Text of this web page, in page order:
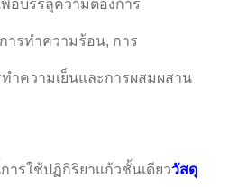
พื่อบรรลุความต้องการ
ารทําความร้อน, การ
าความเย็นและการผสมผสาน
ารใช้ปฏิกิริยาแก้วชั้นเดียววัสดุ